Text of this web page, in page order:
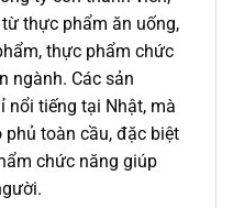
thực phẩm ăn uống,
thực phẩm chức
ngành. Các sản
nổi tiếng tại Nhật, mà
toàn cầu, đặc biệt
chức năng giúp